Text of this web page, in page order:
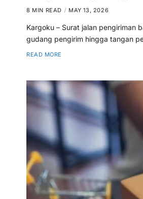
8 MIN READ MAY 13, 2026
Kargoku – Surat jalan pengiriman
gudang pengirim hingga tangan
READ MORE